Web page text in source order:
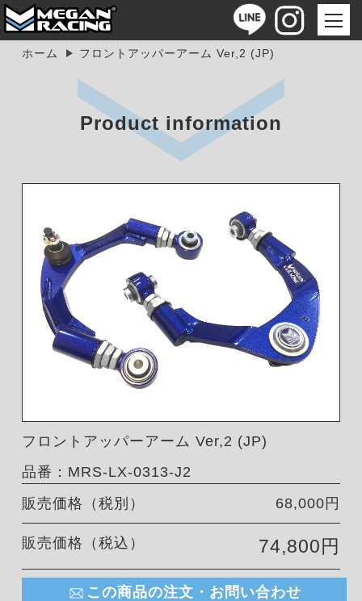
ホーム フロントアッパーアーム Ver,2 (JP)
Product information
フロントアッパーアーム Ver,2 (JP)
品番：MRS-LX-0313-J2
販売価格（税別）
68,000円
販売価格（税込） 74,800円
この商品の注文・お問い合わせ